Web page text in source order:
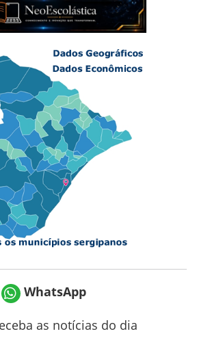
WhatsApp
as notícias do dia